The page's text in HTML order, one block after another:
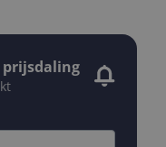
prijsdaling